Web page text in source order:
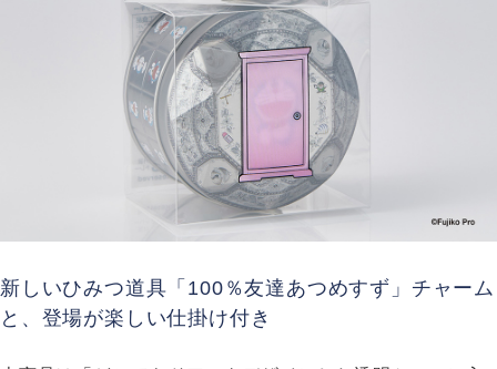
新しいひみつ道具「100％友達あつめすず」チャーム
と、登場が楽しい仕掛け付き